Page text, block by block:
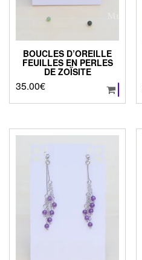
BOUCLES D’OREILLE
FEUILLES EN PERLES
DE ZOÏSITE
35.00€